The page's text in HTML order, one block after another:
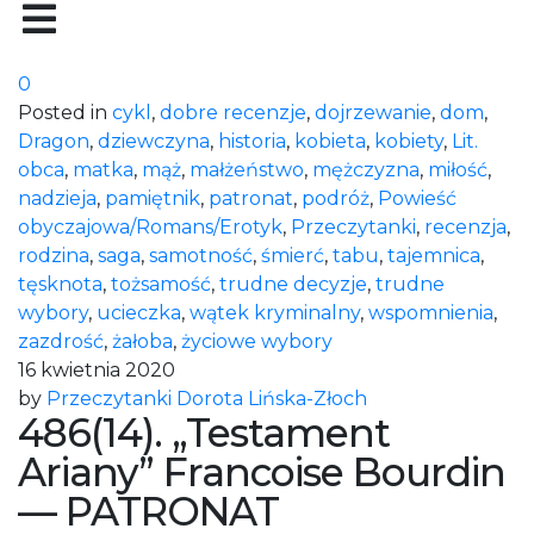
0
Posted in cykl , dobre recenzje, dojrzewanie, dom,
Dragon, dziewczyna, historia, kobieta, kobiety, Lit.
obca, matka, mąż, małżeństwo, mężczyzna, miłość,
nadzieja, pamiętnik, patronat, podróż, Powieść
obyczajowa/Romans/Erotyk, Przeczytanki, recenzja,
rodzina, saga, samotność, śmierć, tabu, tajemnica,
tęsknota, tożsamość, trudne decyzje, trudne
wybory, ucieczka, wątek kryminalny, wspomnienia,
zazdrość, żałoba, życiowe wybory
16 kwietnia 2020
by Przeczytanki Dorota Lińska-Złoch
486(14). „Testament
Ariany” Francoise Bourdin
— PATRONAT